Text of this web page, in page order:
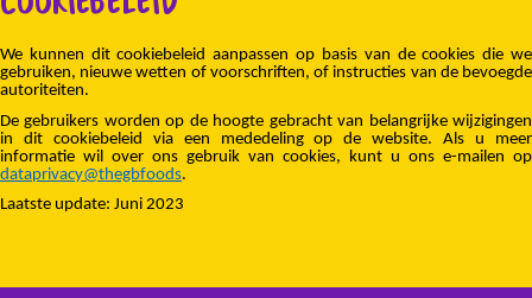
We kunnen dit cookiebeleid aanpassen op basis van de cookies die we
gebruiken, nieuwe wetten of voorschriften, of instructies van de bevoegde
autoriteiten.
De gebruikers worden op de hoogte gebracht van belangrijke wijzigingen
in dit cookiebeleid via een mededeling op de website. Als u meer
informatie wil over ons gebruik van cookies, kunt u ons e-mailen op
dataprivacy@thegbfoods.
Laatste update: Juni 2023